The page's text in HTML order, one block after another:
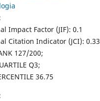
Impact Factor (JIF): 0.1
Citation Indicator (JCI): 0.33
127/200;
Q3;
36.75